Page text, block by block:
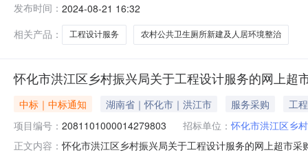
政区划名称:湖南省怀化市洪江管理区报价起止时间:-二
发布时间： 2024-08-21 16:32
相关产品：
工程设计服务 农村公共卫生厕所新建及人居环境整治
怀化市洪江区乡村振兴局关于工程设计服务的网上超
中标｜中标通知 湖南省｜怀化市｜洪江市 服务采购
工程
项目编号： 2081101000014279803 招标单位： 怀化市洪江区乡
正文内容： 怀化市洪江区乡村振兴局关于工程设计服务的网上超市